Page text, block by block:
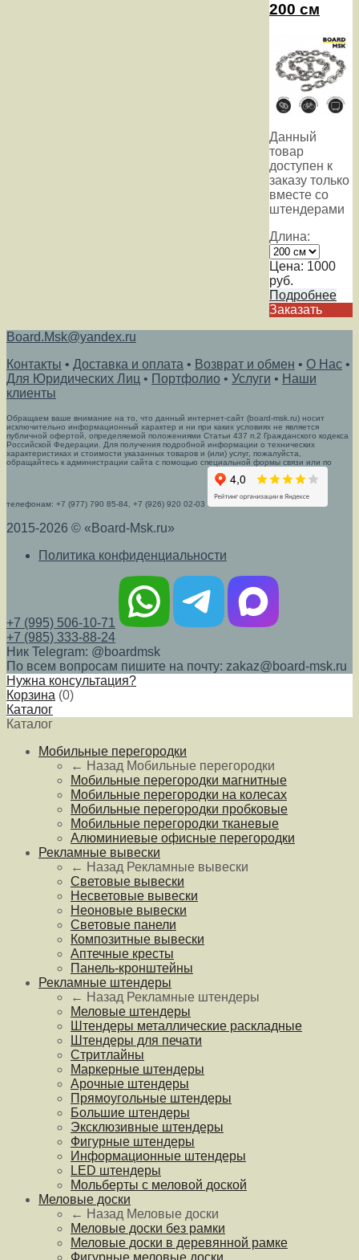
200 см
Данный
товар
доступен к
заказу только
вместе со
штендерами
Длина:
Цена: 1000
руб.
Подробнее
Заказать
Board.Msk@yandex.ru
Контакты • Доставка и оплата • Возврат и обмен • О Нас •
Для Юридических Лиц • Портфолио • Услуги • Наши
клиенты
Обращаем ваше внимание на то, что данный интернет-сайт (board-msk.ru) носит
исключительно информационный характер и ни при каких условиях не является
публичной офертой, определяемой положениями Статьи 437 п.2 Гражданского кодекса
Российской Федерации. Для получения подробной информации о технических
характеристиках и стоимости указанных товаров и (или) услуг, пожалуйста,
обращайтесь к администрации сайта с помощью специальной формы связи или по
телефонам: +7 (977) 790 85-84, +7 (926) 920 02-03
2015-2026 © «Board-Msk.ru»
Политика конфиденциальности
+7 (995) 506-10-71
+7 (985) 333-88-24
Ник Telegram: @boardmsk
По всем вопросам пишите на почту: zakaz@board-msk.ru
Нужна консультация?
Корзина (0)
Каталог
Каталог
Мобильные перегородки
← Назад Мобильные перегородки
Мобильные перегородки магнитные
Мобильные перегородки на колесах
Мобильные перегородки пробковые
Мобильные перегородки тканевые
Алюминиевые офисные перегородки
Рекламные вывески
← Назад Рекламные вывески
Световые вывески
Несветовые вывески
Неоновые вывески
Световые панели
Композитные вывески
Аптечные кресты
Панель-кронштейны
Рекламные штендеры
← Назад Рекламные штендеры
Меловые штендеры
Штендеры металлические раскладные
Штендеры для печати
Стритлайны
Маркерные штендеры
Арочные штендеры
Прямоугольные штендеры
Большие штендеры
Эксклюзивные штендеры
Фигурные штендеры
Информационные штендеры
LED штендеры
Мольберты с меловой доской
Меловые доски
← Назад Меловые доски
Меловые доски без рамки
Меловые доски в деревянной рамке
Фигурные меловые доски